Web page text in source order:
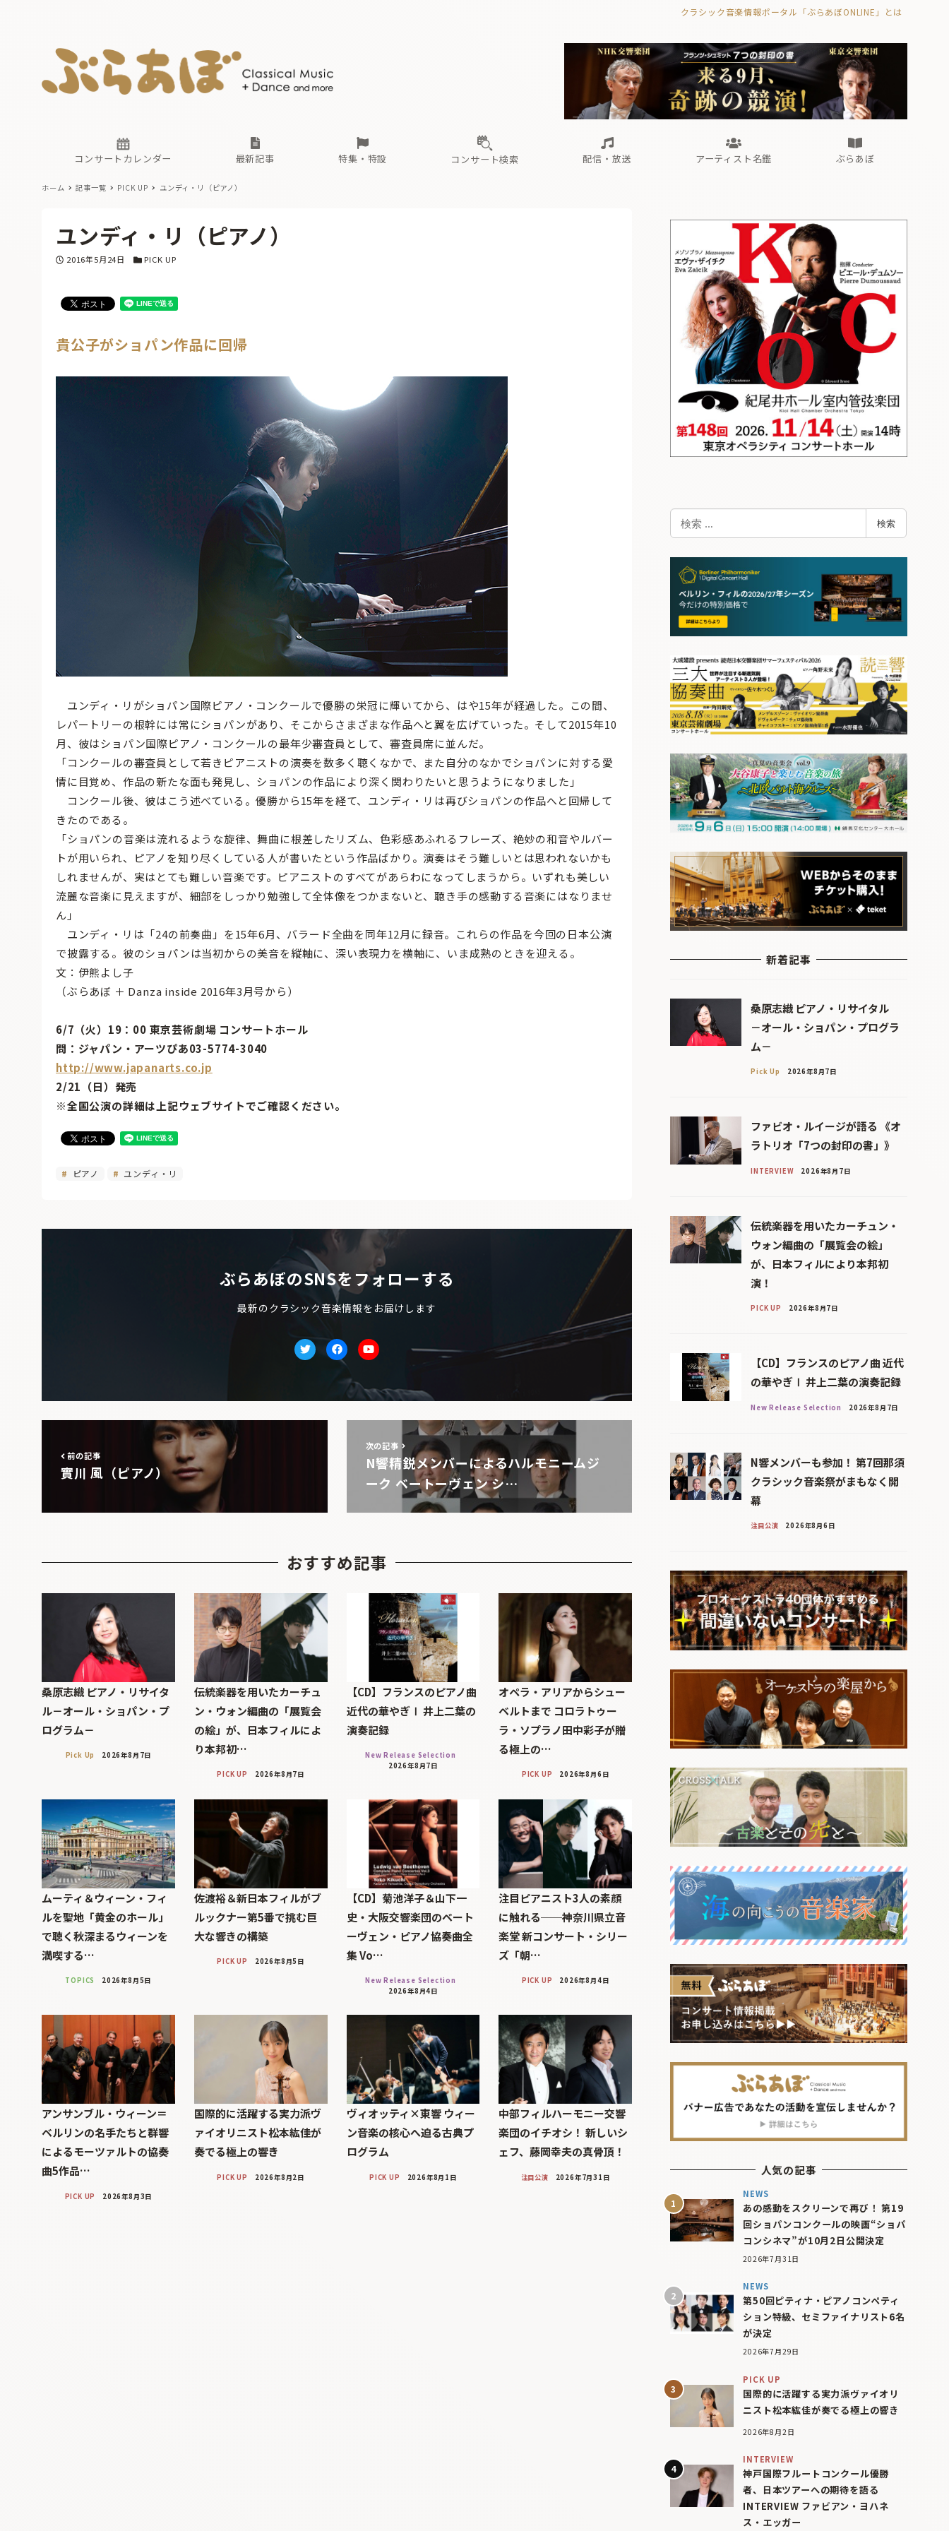
クラシック音楽情報ポータル「ぶらあぼONLINE」とは
コンサートカレンダー 最新記事
古楽とその先と ぶらあぼブラス！
フォルテピアノ・オデッセイ
特集・特設
現場のプロが推す！間違いないオーケストラコンサート
コンサート検索 配信・放送
無料ライブ配信スケジュール
アーティスト名鑑
あ
ぶらあぼ
古楽とその先と Aからの眺望 ぶらあぼブラス！
フォルテピアノ・オデッセイ
無料ライブ配信スケジュール
あ か さ
ホーム 記事一覧 PICK UP ユンディ・リ（ピアノ）
ユンディ・リ（ピアノ）
投稿日
2016年5月24日 カテゴリー
PICK UP
貴公子がショパン作品に回帰
ユンディ・リがショパン国際ピアノ・コンクールで優勝の栄冠に輝いてから、はや15年が経過した。この間、
レパートリーの根幹には常にショパンがあり、そこからさまざまな作品へと翼を広げていった。そして2015年10
月、彼はショパン国際ピアノ・コンクールの最年少審査員として、審査員席に並んだ。
「コンクールの審査員として若きピアニストの演奏を数多く聴くなかで、また自分のなかでショパンに対する愛
情に目覚め、作品の新たな面も発見し、ショパンの作品により深く関わりたいと思うようになりました」
コンクール後、彼はこう述べている。優勝から15年を経て、ユンディ・リは再びショパンの作品へと回帰して
きたのである。
「ショパンの音楽は流れるような旋律、舞曲に根差したリズム、色彩感あふれるフレーズ、絶妙の和音やルバー
トが用いられ、ピアノを知り尽くしている人が書いたという作品ばかり。演奏はそう難しいとは思われないかも
しれませんが、実はとても難しい音楽です。ピアニストのすべてがあらわになってしまうから。いずれも美しい
流麗な音楽に見えますが、細部をしっかり勉強して全体像をつかまないと、聴き手の感動する音楽にはなりませ
ん」
ユンディ・リは「24の前奏曲」を15年6月、バラード全曲を同年12月に録音。これらの作品を今回の日本公演
で披露する。彼のショパンは当初からの美音を縦軸に、深い表現力を横軸に、いま成熟のときを迎える。
文：伊熊よし子
（ぶらあぼ ＋ Danza inside 2016年3月号から）
6/7（火）19：00 東京芸術劇場 コンサートホール
問：ジャパン・アーツぴあ03-5774-3040
http://www.japanarts.co.jp
2/21（日）発売
※全国公演の詳細は上記ウェブサイトでご確認ください。
ピアノ ユンディ・リ
ぶらあぼのSNSをフォローする
最新のクラシック音楽情報をお届けします
TwitterfacebookYoutube
前の記事
實川 風（ピアノ）
次の記事
N響精鋭メンバーによるハルモニームジ
ーク ベートーヴェン シ…
おすすめ記事
桑原志織 ピアノ・リサイタ
ル－オール・ショパン・プ
ログラム－
Pick Up 2026年8月7日
伝統楽器を用いたカーチュ
ン・ウォン編曲の「展覧会
の絵」が、日本フィルによ
り本邦初…
PICK UP 2026年8月7日
【CD】フランスのピアノ曲
近代の華やぎⅠ 井上二葉の
演奏記録
New Release Selection
2026年8月7日
オペラ・アリアからシュー
ベルトまで コロラトゥー
ラ・ソプラノ田中彩子が贈
る極上の…
PICK UP 2026年8月6日
ムーティ＆ウィーン・フィ
ルを聖地「黄金のホール」
で聴く秋深まるウィーンを
満喫する…
TOPICS 2026年8月5日
佐渡裕＆新日本フィルがブ
ルックナー第5番で挑む巨
大な響きの構築
PICK UP 2026年8月5日
【CD】菊池洋子＆山下一
史・大阪交響楽団のベート
ーヴェン・ピアノ協奏曲全
集 Vo…
New Release Selection
2026年8月4日
注目ピアニスト3人の素顔
に触れる──神奈川県立音
楽堂 新コンサート・シリー
ズ「朝…
PICK UP 2026年8月4日
アンサンブル・ウィーン＝
ベルリンの名手たちと群響
によるモーツァルトの協奏
曲5作品…
PICK UP 2026年8月3日
国際的に活躍する実力派ヴ
ァイオリニスト松本紘佳が
奏でる極上の響き
PICK UP 2026年8月2日
ヴィオッティ×東響 ウィー
ン音楽の核心へ迫る古典プ
ログラム
PICK UP 2026年8月1日
中部フィルハーモニー交響
楽団のイチオシ！ 新しいシ
ェフ、藤岡幸夫の真骨頂！
注目公演 2026年7月31日
検
索
検索
新着記事
桑原志織 ピアノ・リサイタル
－オール・ショパン・プログラ
ム－
Pick Up 2026年8月7日
ファビオ・ルイージが語る 《オ
ラトリオ「7つの封印の書」》
INTERVIEW 2026年8月7日
伝統楽器を用いたカーチュン・
ウォン編曲の「展覧会の絵」
が、日本フィルにより本邦初
演！
PICK UP 2026年8月7日
【CD】フランスのピアノ曲 近代
の華やぎⅠ 井上二葉の演奏記録
New Release Selection 2026年8月7日
N響メンバーも参加！ 第7回那須
クラシック音楽祭がまもなく開
幕
注目公演 2026年8月6日
人気の記事
NEWS
あの感動をスクリーンで再び！ 第19
回ショパンコンクールの映画“ショパ
コンシネマ”が10月2日公開決定
2026年7月31日
NEWS
第50回ピティナ・ピアノコンペティ
ション特級、セミファイナリスト6名
が決定
2026年7月29日
PICK UP
国際的に活躍する実力派ヴァイオリ
ニスト松本紘佳が奏でる極上の響き
2026年8月2日
INTERVIEW
神戸国際フルートコンクール優勝
者、日本ツアーへの期待を語る
INTERVIEW ファビアン・ヨハネ
ス・エッガー